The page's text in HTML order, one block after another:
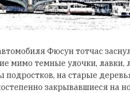
Фюсун тотчас
мимо темные улочки, лавки,
подростков, на старые
закрывавшиеся на